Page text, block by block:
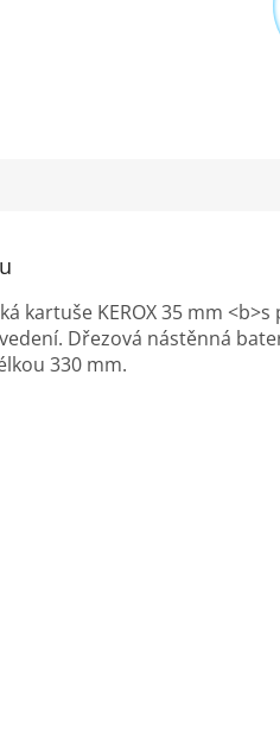
kartuše KEROX 35 mm
Dřezová nástěnná
330 mm.